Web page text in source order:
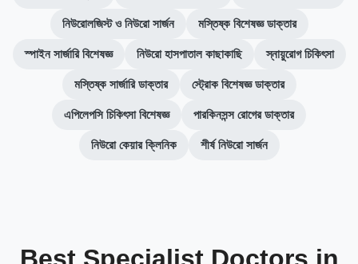
নিউরোলজিস্ট ও নিউরো সার্জন মস্তিষ্ক বিশেষজ্ঞ ডাক্তার
স্পাইন সার্জারি বিশেষজ্ঞ নিউরো হাসপাতাল কাছাকাছি স্নায়ুরোগ চিকিৎসা
মস্তিষ্ক সার্জারি ডাক্তার স্ট্রোক বিশেষজ্ঞ ডাক্তার
এপিলেপসি চিকিৎসা বিশেষজ্ঞ পারকিনসন্স রোগের ডাক্তার
নিউরো কেয়ার ক্লিনিক শীর্ষ নিউরো সার্জন